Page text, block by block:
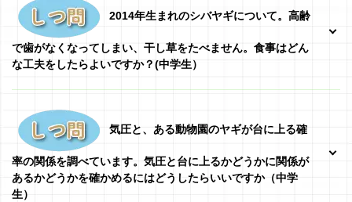
2014年生まれのシバヤギについて。高齢
で歯がなくなってしまい、干し草をたべません。食事はどん
な工夫をしたらよいですか？(中学生）
気圧と、ある動物園のヤギが台に上る確
率の関係を調べています。気圧と台に上るかどうかに関係が
あるかどうかを確かめるにはどうしたらいいですか（中学
生）